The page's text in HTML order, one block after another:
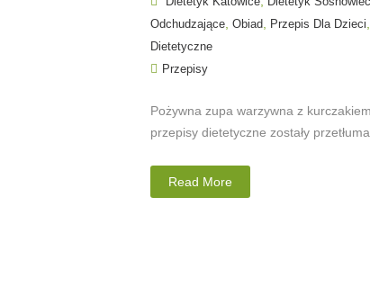
Odchudzające, Obiad, Przepis Dla Dzieci,
Dietetyczne
Przepisy
Pożywna zupa warzywna z
przepisy dietetyczne zostały
Read More